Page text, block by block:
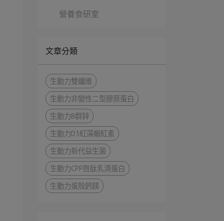
營養食研室
文章分類
生動力雙纖維
生動力非變性二型膠原蛋白
生動力B群鋅
生動力D3紅藻蝦紅素
生動力新代益生菌
生動力CPP胜肽乳清蛋白
生動力蛋殼鈣鎂